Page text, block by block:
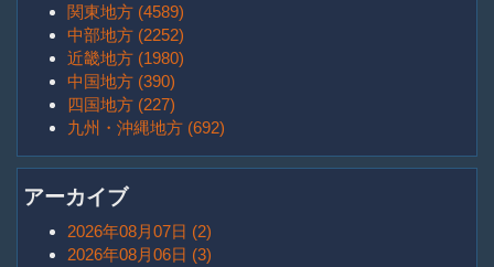
関東地方 (4589)
中部地方 (2252)
近畿地方 (1980)
中国地方 (390)
四国地方 (227)
九州・沖縄地方 (692)
アーカイブ
2026年08月07日 (2)
2026年08月06日 (3)